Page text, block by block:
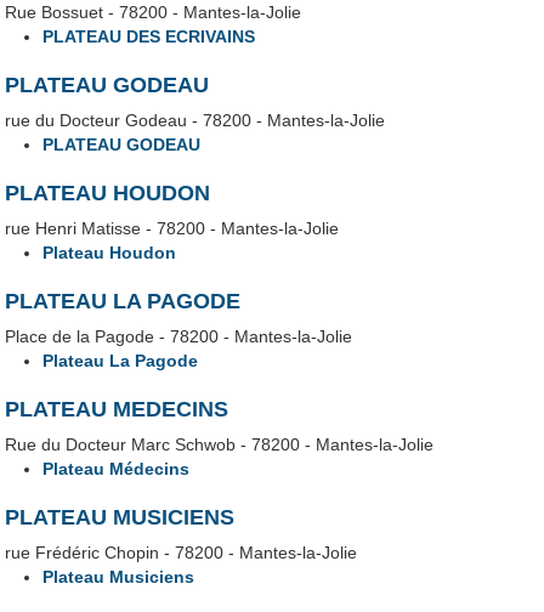
Rue Bossuet - 78200 - Mantes-la-Jolie
PLATEAU DES ECRIVAINS
PLATEAU GODEAU
rue du Docteur Godeau - 78200 - Mantes-la-Jolie
PLATEAU GODEAU
PLATEAU HOUDON
rue Henri Matisse - 78200 - Mantes-la-Jolie
Plateau Houdon
PLATEAU LA PAGODE
Place de la Pagode - 78200 - Mantes-la-Jolie
Plateau La Pagode
PLATEAU MEDECINS
Rue du Docteur Marc Schwob - 78200 - Mantes-la-Jolie
Plateau Médecins
PLATEAU MUSICIENS
rue Frédéric Chopin - 78200 - Mantes-la-Jolie
Plateau Musiciens